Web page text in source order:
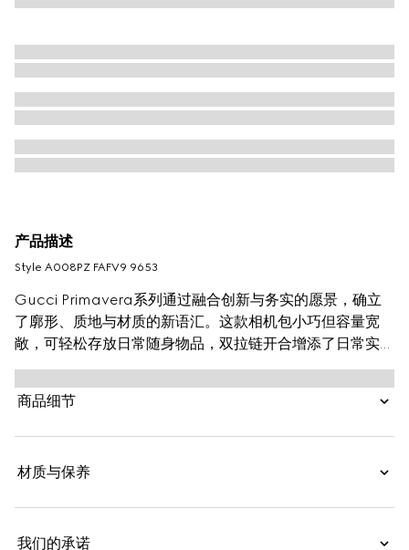
产品描述
Style ‎A008PZ FAFV9 9653
Gucci Primavera系列通过融合创新与务实的愿景，确立
了廓形、质地与材质的新语汇。这款相机包小巧但容量宽
敞，可轻松存放日常随身物品，双拉链开合增添了日常实用
性。Web织带和GG图案这两大富有辨识度的经典元素在这
款单品上融汇。
商品细节
材质与保养
我们的承诺